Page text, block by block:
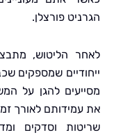
פורצלן.
הליטוש, מתבצע שלב
שמספקים שכבת
להגן על המשטחים
לאורך זמן. זהו
וסדקים ומדגיש